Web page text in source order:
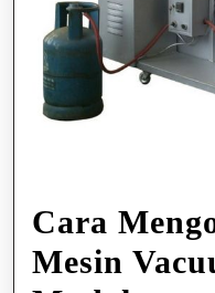
Cara
Mesin